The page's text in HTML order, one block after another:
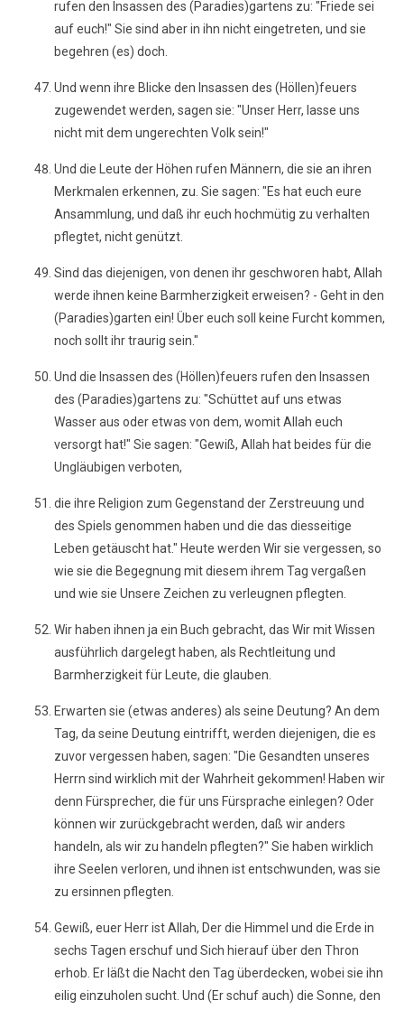
rufen den Insassen des (Paradies)gartens zu: "Friede sei
auf euch!" Sie sind aber in ihn nicht eingetreten, und sie
begehren (es) doch.
Und wenn ihre Blicke den Insassen des (Höllen)feuers
zugewendet werden, sagen sie: "Unser Herr, lasse uns
nicht mit dem ungerechten Volk sein!"
Und die Leute der Höhen rufen Männern, die sie an ihren
Merkmalen erkennen, zu. Sie sagen: "Es hat euch eure
Ansammlung, und daß ihr euch hochmütig zu verhalten
pflegtet, nicht genützt.
Sind das diejenigen, von denen ihr geschworen habt, Allah
werde ihnen keine Barmherzigkeit erweisen? - Geht in den
(Paradies)garten ein! Über euch soll keine Furcht kommen,
noch sollt ihr traurig sein."
Und die Insassen des (Höllen)feuers rufen den Insassen
des (Paradies)gartens zu: "Schüttet auf uns etwas
Wasser aus oder etwas von dem, womit Allah euch
versorgt hat!" Sie sagen: "Gewiß, Allah hat beides für die
Ungläubigen verboten,
die ihre Religion zum Gegenstand der Zerstreuung und
des Spiels genommen haben und die das diesseitige
Leben getäuscht hat." Heute werden Wir sie vergessen, so
wie sie die Begegnung mit diesem ihrem Tag vergaßen
und wie sie Unsere Zeichen zu verleugnen pflegten.
Wir haben ihnen ja ein Buch gebracht, das Wir mit Wissen
ausführlich dargelegt haben, als Rechtleitung und
Barmherzigkeit für Leute, die glauben.
Erwarten sie (etwas anderes) als seine Deutung? An dem
Tag, da seine Deutung eintrifft, werden diejenigen, die es
zuvor vergessen haben, sagen: "Die Gesandten unseres
Herrn sind wirklich mit der Wahrheit gekommen! Haben wir
denn Fürsprecher, die für uns Fürsprache einlegen? Oder
können wir zurückgebracht werden, daß wir anders
handeln, als wir zu handeln pflegten?" Sie haben wirklich
ihre Seelen verloren, und ihnen ist entschwunden, was sie
zu ersinnen pflegten.
Gewiß, euer Herr ist Allah, Der die Himmel und die Erde in
sechs Tagen erschuf und Sich hierauf über den Thron
erhob. Er läßt die Nacht den Tag überdecken, wobei sie ihn
eilig einzuholen sucht. Und (Er schuf auch) die Sonne, den